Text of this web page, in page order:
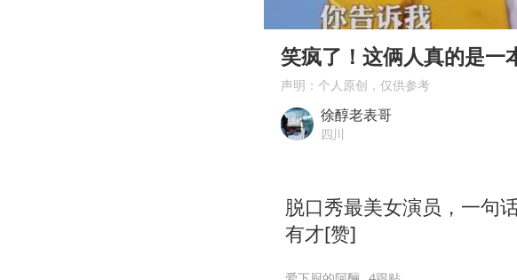
如何把百年
被妻子举报
00:00
笑疯了！这俩人真的是一
声明：个人原创，仅供参考
徐醇老表哥
四川
脱口秀最美女演员，一句
有才[赞]